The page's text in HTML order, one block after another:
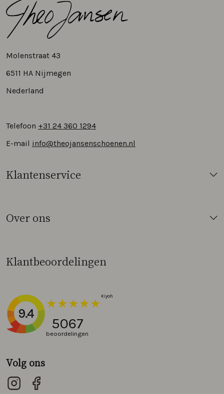
Molenstraat 43
6511 HA Nijmegen
Nederland
Telefoon +31 24 360 1294
E-mail info@theojansenschoenen.nl
Klantenservice
Over ons
Klantbeoordelingen
9.4
5067
beoordelingen
Volg ons